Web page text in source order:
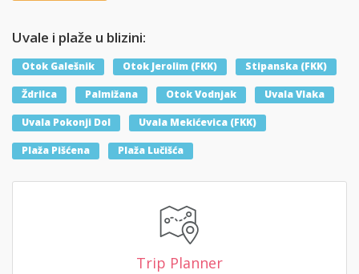
Uvale i plaže u blizini:
Otok Galešnik Otok Jerolim (FKK) Stipanska (FKK)
Ždrilca Palmižana Otok Vodnjak Uvala Vlaka
Uvala Pokonji Dol Uvala Mekićevica (FKK)
Plaža Pišćena Plaža Lučišća
Trip Planner